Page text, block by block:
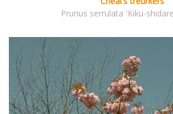
Prunus serrulata 'Kiku-